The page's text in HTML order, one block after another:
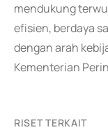
mendukung
efisien, berdaya
dengan arah
Kementerian
RISET TERKAIT